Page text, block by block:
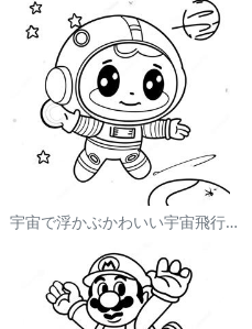
宇宙で浮かぶかわいい宇宙飛行士 塗り絵